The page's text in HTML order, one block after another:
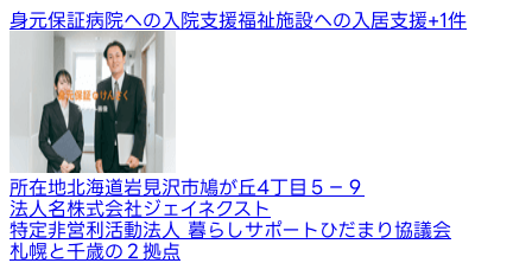
身元保証病院への入院支援福祉施設への入居支援+1件
所在地北海道岩見沢市鳩が丘4丁目５−９
法人名株式会社ジェイネクスト
特定非営利活動法人 暮らしサポートひだまり協議会
札幌と千歳の２拠点